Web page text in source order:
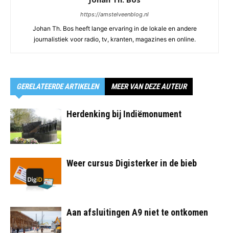
https://amstelveenblog.nl
Johan Th. Bos heeft lange ervaring in de lokale en andere
journalistiek voor radio, tv, kranten, magazines en online.
GERELATEERDE ARTIKELEN MEER VAN DEZE AUTEUR
Herdenking bij Indiëmonument
Weer cursus Digisterker in de bieb
Aan afsluitingen A9 niet te ontkomen